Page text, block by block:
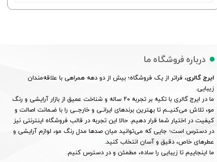
درباره فروشگاه ما
ایرج گالری، فراتر از یک فروشگاه؛ بیش از دو دهه همراهی با علاقه‌مندان
زیبایی.
ما در ایرج گالری با تکیه بر تجربه ۲۰ ساله و شناخت عمیق از بازار آرایشی و رنگ
مو، تلاش می‌کنیــم تا بهترین برندهای ایرانـی و خارجــی را با ضـمانت اصالت و
کیفیت در اختیار شما قرار دهیم. حالا این تجربه در قالب فروشگاه اینترنتی نیز
در دسترس است؛ جایی که می‌توانید میان صدها مدل رنگ مو، لوازم آرایشی و
عطرهای خاص، دقیق و آسان انتخاب کنید.
ما اینجاییم تا زیبایی را ساده، مطمئن و در دسترس کنیم.